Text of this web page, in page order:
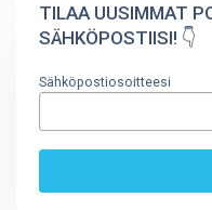
TILAA UUSIMMAT
SÄHKÖPOSTIISI! 👇
Sähköpostiosoitteesi